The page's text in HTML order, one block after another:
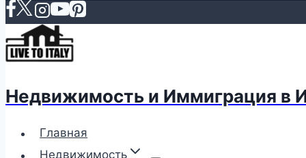
Недвижимость и Иммиграция в
Главная
Недвижимость